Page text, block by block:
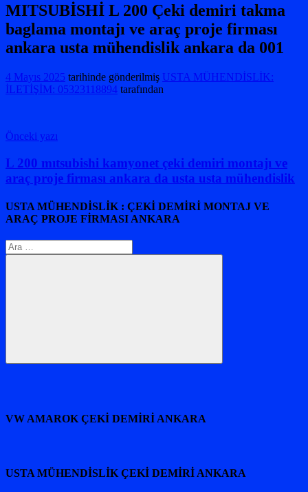
MITSUBİSHİ L 200 Çeki demiri takma
baglama montajı ve araç proje firması
ankara usta mühendislik ankara da 001
4 Mayıs 2025 tarihinde gönderilmiş USTA MÜHENDİSLİK:
İLETİŞİM: 05323118894 tarafından
Yazı
gezinmesi
Önceki yazı
L 200 mıtsubishi kamyonet çeki demiri montajı ve
araç proje firması ankara da usta usta mühendislik
USTA MÜHENDİSLİK : ÇEKİ DEMİRİ MONTAJ VE
ARAÇ PROJE FİRMASI ANKARA
Arama:
Ara
VW AMAROK ÇEKİ DEMİRİ ANKARA
USTA MÜHENDİSLİK ÇEKİ DEMİRİ ANKARA